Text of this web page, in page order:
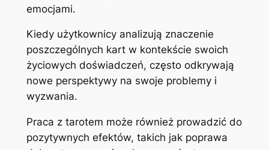
emocjami.
Kiedy użytkownicy analizują znaczenie
poszczególnych kart w kontekście swoich
życiowych doświadczeń, często odkrywają
nowe perspektywy na swoje problemy i
wyzwania.
Praca z tarotem może również prowadzić do
pozytywnych efektów, takich jak poprawa